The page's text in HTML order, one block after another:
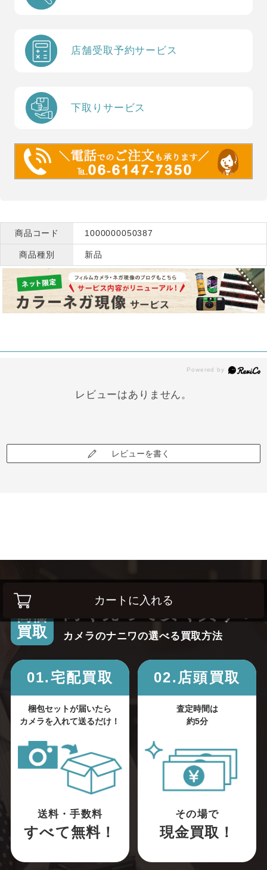
店舗受取予約サービス
下取りサービス
カートに入れる
商品コード 1000000050387
商品種別 新品
レビューはありません。
レビューを書く
高価
買取
カメラのナニワの選べる買取方法
01.宅配買取
梱包セットが届いたら
カメラを入れて送るだけ！
送料・手数料
すべて無料！
02.店頭買取
査定時間は
約5分
その場で
現金買取！